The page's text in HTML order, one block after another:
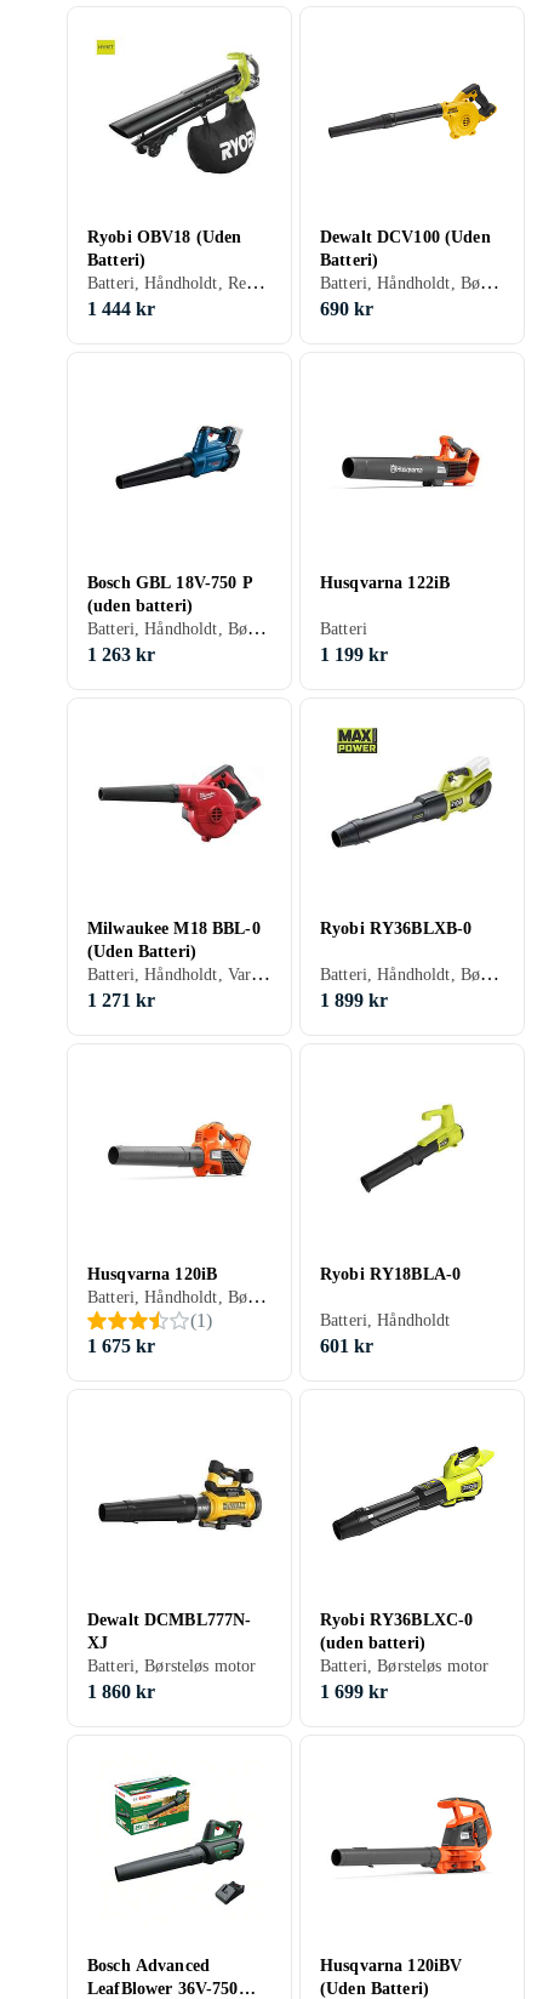
Ryobi OBV18 (Uden
Batteri)
Batteri, Håndholdt, Rem, Vakuumfunktion, Børsteløs motor, Mulcher
1 444 kr
Dewalt DCV100 (Uden
Batteri)
Batteri, Håndholdt, Børsteløs motor, Variabel hastighed, Mulcher
690 kr
Bosch GBL 18V-750 P
(uden batteri)
Batteri, Håndholdt, Børsteløs motor
1 263 kr
Husqvarna 122iB
Batteri
1 199 kr
Milwaukee M18 BBL-0
(Uden Batteri)
Batteri, Håndholdt, Variabel hastighed, Mulcher
1 271 kr
Ryobi RY36BLXB-0
Batteri, Håndholdt, Børsteløs motor
1 899 kr
Husqvarna 120iB
Batteri, Håndholdt, Børsteløs motor
(1)
1 675 kr
Ryobi RY18BLA-0
Batteri, Håndholdt
601 kr
Dewalt DCMBL777N-
XJ
Batteri, Børsteløs motor
1 860 kr
Ryobi RY36BLXC-0
(uden batteri)
Batteri, Børsteløs motor
1 699 kr
Bosch Advanced
LeafBlower 36V-750
Husqvarna 120iBV
(Uden Batteri)